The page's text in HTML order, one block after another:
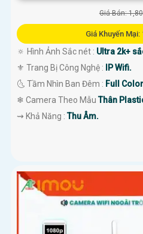
Giá Bán:
Giá Khuyến Mại:
🔅 Hình Ảnh Sắc nét : Ultra 2k+
⚜️ Trang Bị Công Nghệ :
IP Wifi.
🌜 Tầm Nhìn Ban Đêm : Full
❄ Camera Theo MẫuThân
️⇝ Khả Năng :Thu Âm.